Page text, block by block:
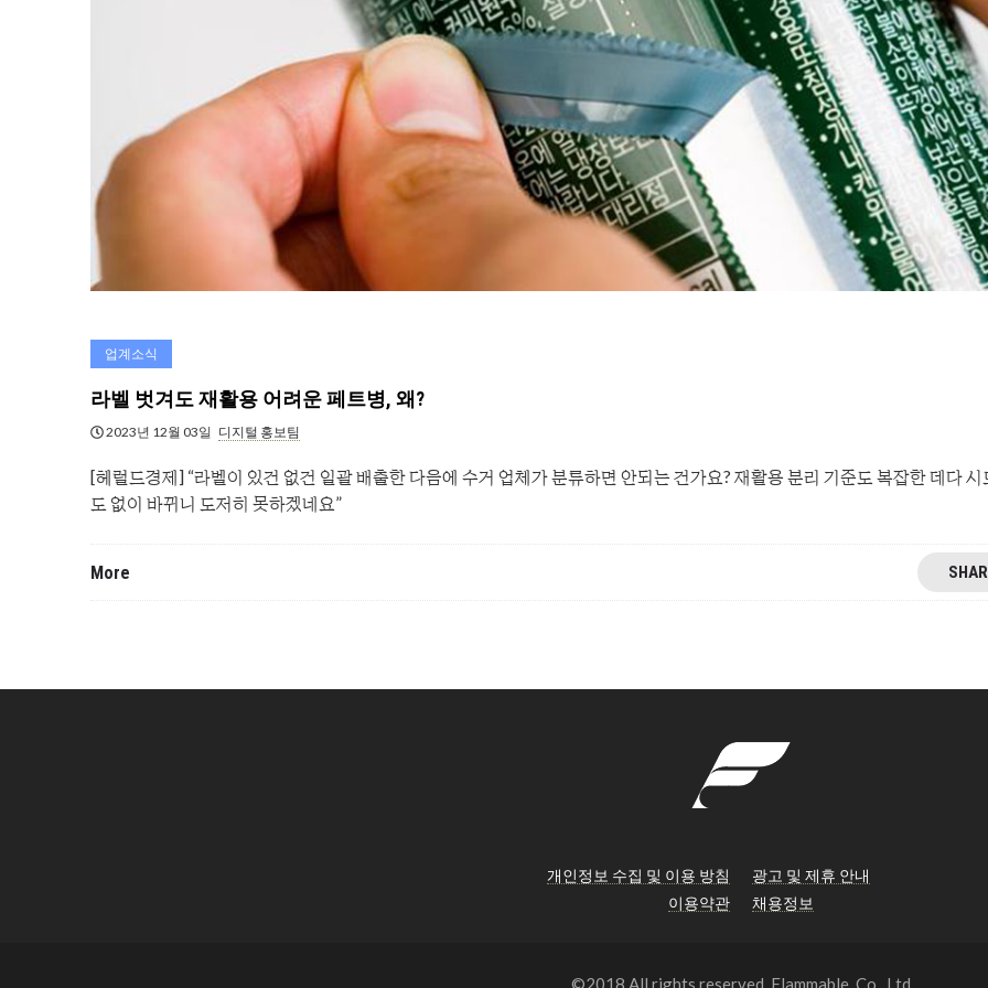
업계소식
라벨 벗겨도 재활용 어려운 페트병, 왜?
2023년 12월 03일 디지털 홍보팀
[헤럴드경제] “라벨이 있건 없건 일괄 배출한 다음에 수거 업체가 분류하면 안되는 건가요? 재활용 분리 기준도 복잡한 데다 시
도 없이 바뀌니 도저히 못하겠네요”
More
개인정보 수집 및 이용 방침
이용약관
광고 및 제휴 안내
채용정보
©2018 All rights reserved. Flammable, Co., Ltd